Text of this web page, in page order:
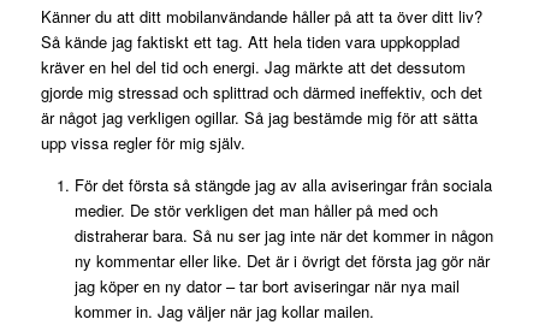
Känner du att ditt mobilanvändande håller på att ta över ditt liv?
Så kände jag faktiskt ett tag. Att hela tiden vara uppkopplad
kräver en hel del tid och energi. Jag märkte att det dessutom
gjorde mig stressad och splittrad och därmed ineffektiv, och det
är något jag verkligen ogillar. Så jag bestämde mig för att sätta
upp vissa regler för mig själv.
För det första så stängde jag av alla aviseringar från sociala
medier. De stör verkligen det man håller på med och
distraherar bara. Så nu ser jag inte när det kommer in någon
ny kommentar eller like. Det är i övrigt det första jag gör när
jag köper en ny dator – tar bort aviseringar när nya mail
kommer in. Jag väljer när jag kollar mailen.